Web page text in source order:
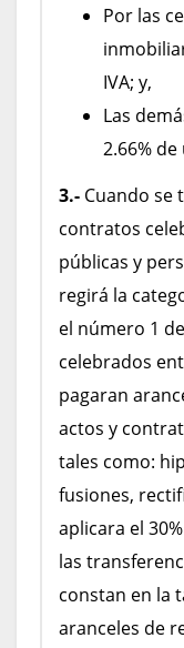
Por las
IVA; y,
Las
2.66% de
3.- Cuando se
contratos
públicas y
regirá la
el número 1
celebrados
pagaran
actos y
tales como:
fusiones,
aplicara el
las
constan en la
aranceles de